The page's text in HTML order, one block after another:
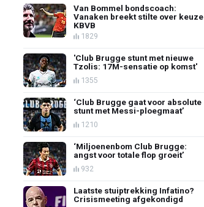
Van Bommel bondscoach:
Vanaken breekt stilte over keuze
KBVB
1829
'Club Brugge stunt met nieuwe
Tzolis: 17M-sensatie op komst'
1355
‘Club Brugge gaat voor absolute
stunt met Messi-ploegmaat’
1210
‘Miljoenenbom Club Brugge:
angst voor totale flop groeit’
932
Laatste stuiptrekking Infatino?
Crisismeeting afgekondigd